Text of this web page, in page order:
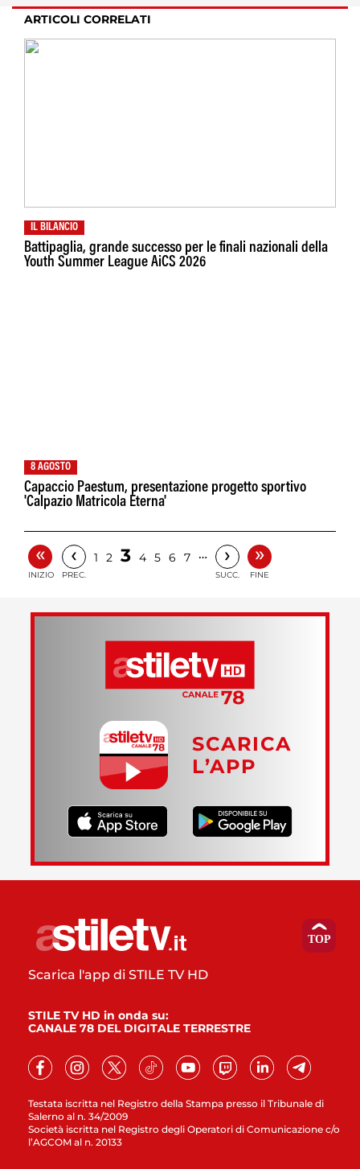
ARTICOLI CORRELATI
IL BILANCIO
Battipaglia, grande successo per le finali nazionali della
Youth Summer League AiCS 2026
8 AGOSTO
Capaccio Paestum, presentazione progetto sportivo
'Calpazio Matricola Eterna'
«
INIZIO
‹
PREC.
1 2 3 4 5 6 7 … ›
SUCC.
»
FINE
SCARICA
L’APP
Testata iscritta nel Registro della Stampa presso il Tribunale di
Salerno al n. 34/2009
Società iscritta nel Registro degli Operatori di Comunicazione c/o
l’AGCOM al n. 20133
Scarica l'app di STILE TV HD
STILE TV HD in onda su:
CANALE 78 DEL DIGITALE TERRESTRE